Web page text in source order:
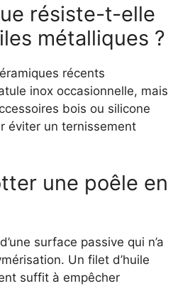
résiste-t-elle
métalliques ?
récents
inox occasionnelle, mais
bois ou silicone
éviter un ternissement
une poêle en
surface passive qui n’a
Un filet d’huile
suffit à empêcher